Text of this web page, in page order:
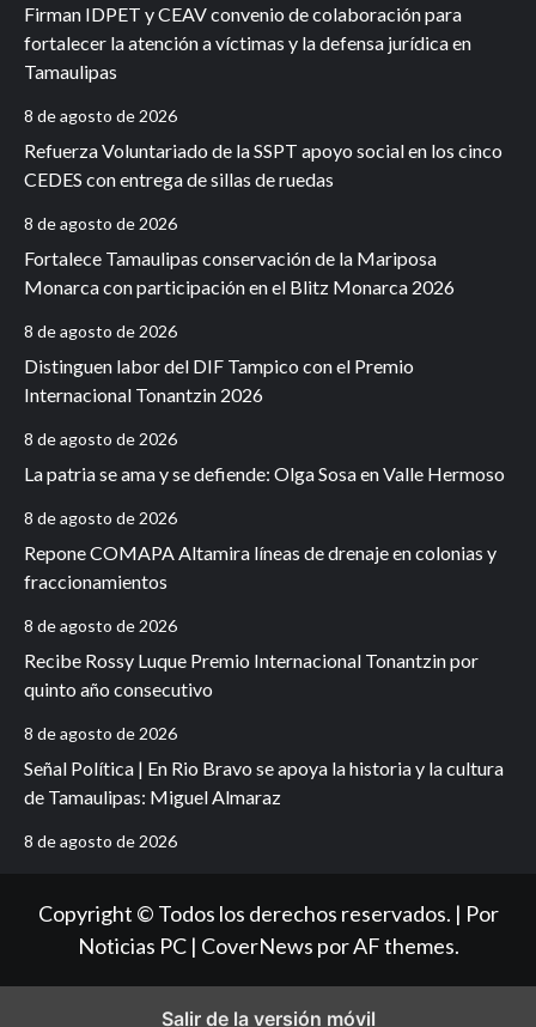
Firman IDPET y CEAV convenio de colaboración para
fortalecer la atención a víctimas y la defensa jurídica en
Tamaulipas
8 de agosto de 2026
Refuerza Voluntariado de la SSPT apoyo social en los cinco
CEDES con entrega de sillas de ruedas
8 de agosto de 2026
Fortalece Tamaulipas conservación de la Mariposa
Monarca con participación en el Blitz Monarca 2026
8 de agosto de 2026
Distinguen labor del DIF Tampico con el Premio
Internacional Tonantzin 2026
8 de agosto de 2026
La patria se ama y se defiende: Olga Sosa en Valle Hermoso
8 de agosto de 2026
Repone COMAPA Altamira líneas de drenaje en colonias y
fraccionamientos
8 de agosto de 2026
Recibe Rossy Luque Premio Internacional Tonantzin por
quinto año consecutivo
8 de agosto de 2026
Señal Política | En Rio Bravo se apoya la historia y la cultura
de Tamaulipas: Miguel Almaraz
8 de agosto de 2026
Copyright © Todos los derechos reservados. | Por
Noticias PC | CoverNews por AF themes.
Salir de la versión móvil